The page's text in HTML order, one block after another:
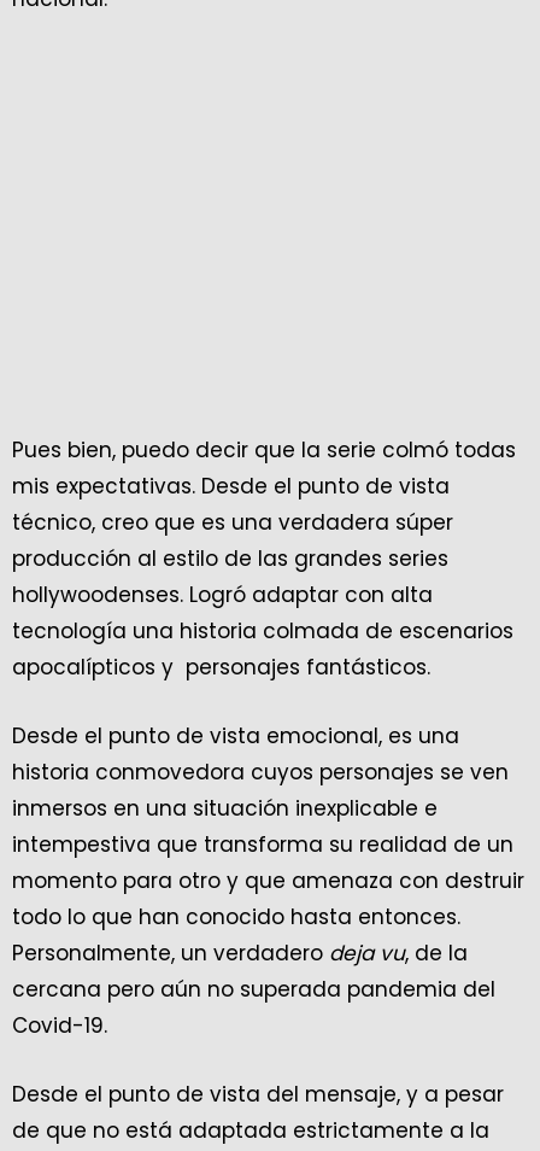
Pues bien, puedo decir que la serie colmó todas
mis expectativas. Desde el punto de vista
técnico, creo que es una verdadera súper
producción al estilo de las grandes series
hollywoodenses. Logró adaptar con alta
tecnología una historia colmada de escenarios
apocalípticos y personajes fantásticos.
Desde el punto de vista emocional, es una
historia conmovedora cuyos personajes se ven
inmersos en una situación inexplicable e
intempestiva que transforma su realidad de un
momento para otro y que amenaza con destruir
todo lo que han conocido hasta entonces.
Personalmente, un verdadero deja vu, de la
cercana pero aún no superada pandemia del
Covid-19.
Desde el punto de vista del mensaje, y a pesar
de que no está adaptada estrictamente a la